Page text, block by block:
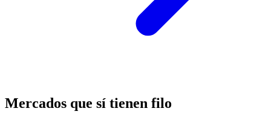
Mercados que sí tienen filo